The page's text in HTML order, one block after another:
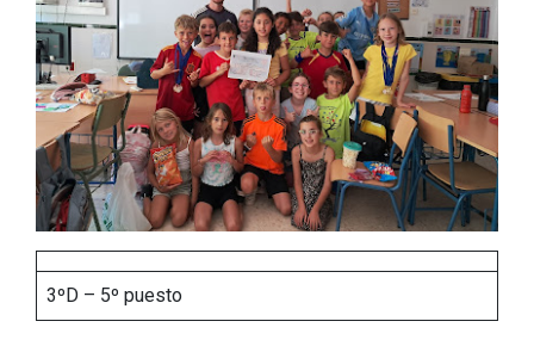
3ºD – 5º puesto